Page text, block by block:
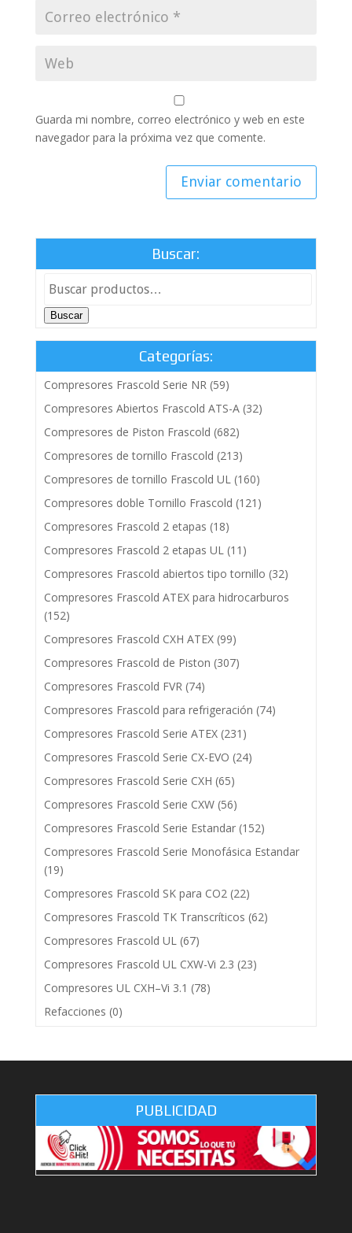
Guarda mi nombre, correo electrónico y web en este
navegador para la próxima vez que comente.
Buscar:
Buscar
Categorías:
Compresores Frascold Serie NR (59)
Compresores Abiertos Frascold ATS-A (32)
Compresores de Piston Frascold (682)
Compresores de tornillo Frascold (213)
Compresores de tornillo Frascold UL (160)
Compresores doble Tornillo Frascold (121)
Compresores Frascold 2 etapas (18)
Compresores Frascold 2 etapas UL (11)
Compresores Frascold abiertos tipo tornillo (32)
Compresores Frascold ATEX para hidrocarburos
(152)
Compresores Frascold CXH ATEX (99)
Compresores Frascold de Piston (307)
Compresores Frascold FVR (74)
Compresores Frascold para refrigeración (74)
Compresores Frascold Serie ATEX (231)
Compresores Frascold Serie CX-EVO (24)
Compresores Frascold Serie CXH (65)
Compresores Frascold Serie CXW (56)
Compresores Frascold Serie Estandar (152)
Compresores Frascold Serie Monofásica Estandar
(19)
Compresores Frascold SK para CO2 (22)
Compresores Frascold TK Transcríticos (62)
Compresores Frascold UL (67)
Compresores Frascold UL CXW-Vi 2.3 (23)
Compresores UL CXH–Vi 3.1 (78)
Refacciones (0)
PUBLICIDAD